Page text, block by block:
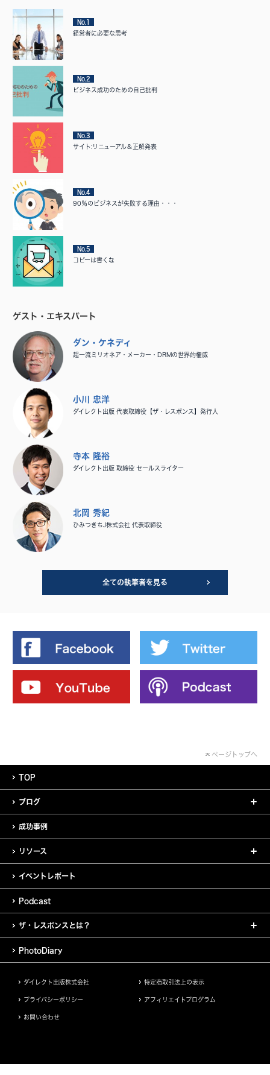
No.1
経営者に必要な思考
No.2
ビジネス成功のための自己批判
No.3
サイト:リニューアル＆正解発表
No.4
90％のビジネスが失敗する理由・・・
No.5
コピーは書くな
ゲスト・エキスパート
ダン・ケネディ
超一流ミリオネア・メーカー・DRMの世界的権威
小川 忠洋
ダイレクト出版 代表取締役【ザ・レスポンス】発行人
寺本 隆裕
ダイレクト出版 取締役 セールスライター
北岡 秀紀
ひみつきちJ株式会社 代表取締役
全ての執筆者を見る
ページトップへ
TOP
ブログ
成功事例
リソース
イベントレポート
Podcast
ザ・レスポンスとは？
PhotoDiary
ダイレクト出版株式会社 特定商取引法上の表示
プライバシーポリシー アフィリエイトプログラム
お問い合わせ